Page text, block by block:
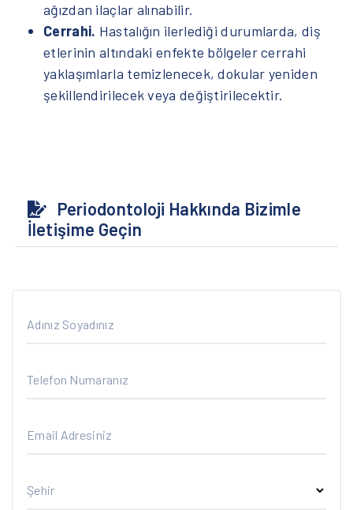
ağızdan ilaçlar alınabilir.
Cerrahi. Hastalığın ilerlediği durumlarda, diş
etlerinin altındaki enfekte bölgeler cerrahi
yaklaşımlarla temizlenecek, dokular yeniden
şekillendirilecek veya değiştirilecektir.
Periodontoloji Hakkında Bizimle
İletişime Geçin
Adınız Soyadınız
Telefon Numaranız
Email Adresiniz
Şehir